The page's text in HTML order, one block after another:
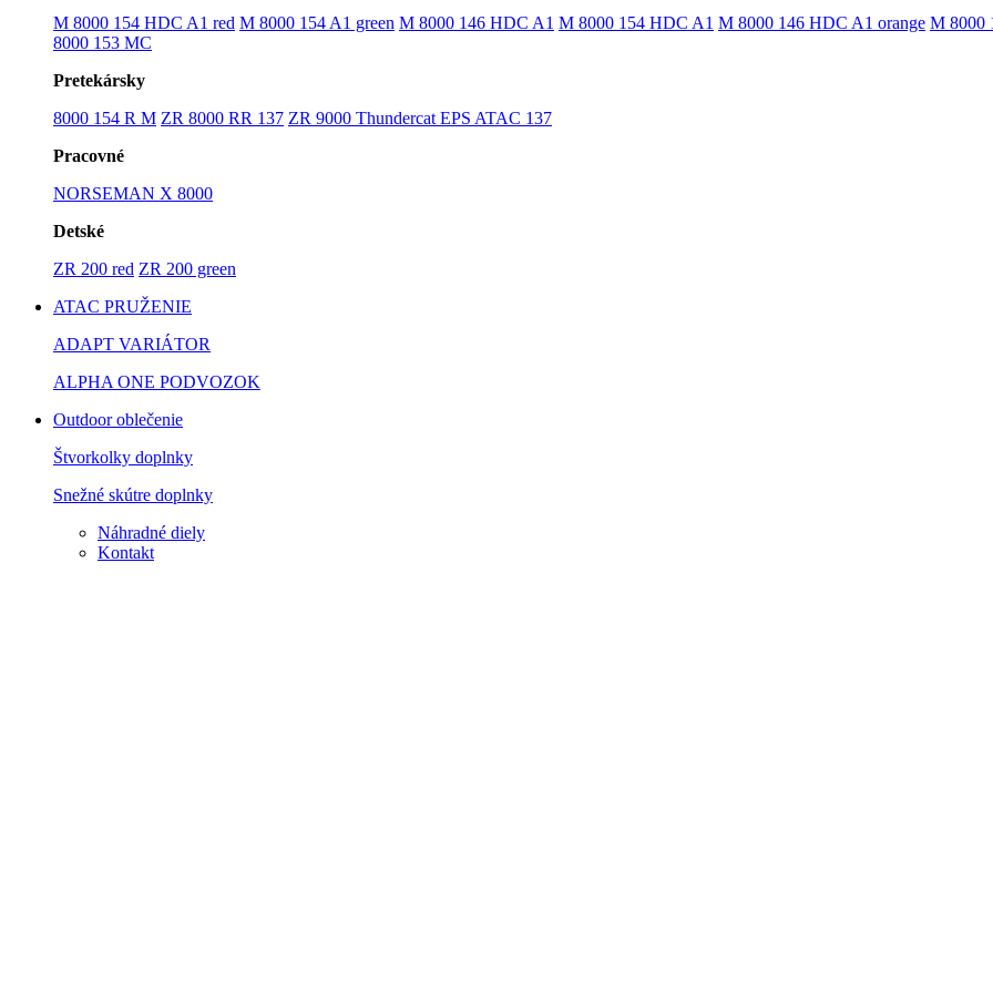
M 8000 154 HDC A1 red M 8000 154 A1 green M 8000 146 HDC A1 M 8000 154 HDC A1 M 8000 146 HDC A1 orange M 8000
8000 153 MC
Pretekársky
8000 154 R M ZR 8000 RR 137 ZR 9000 Thundercat EPS ATAC 137
Pracovné
NORSEMAN X 8000
Detské
ZR 200 red ZR 200 green
ATAC PRUŽENIE
ADAPT VARIÁTOR
ALPHA ONE PODVOZOK
Outdoor oblečenie
Štvorkolky doplnky
Snežné skútre doplnky
Náhradné diely
Kontakt